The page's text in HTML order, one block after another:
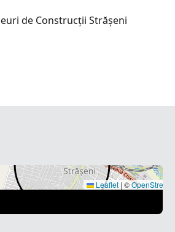
de Construcții Strășeni
Leaflet | ©